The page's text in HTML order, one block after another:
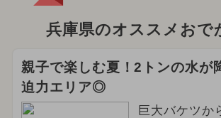
兵庫県のオススメおで
親子で楽しむ夏！2トンの水が
迫力エリア◎
巨大バケツか